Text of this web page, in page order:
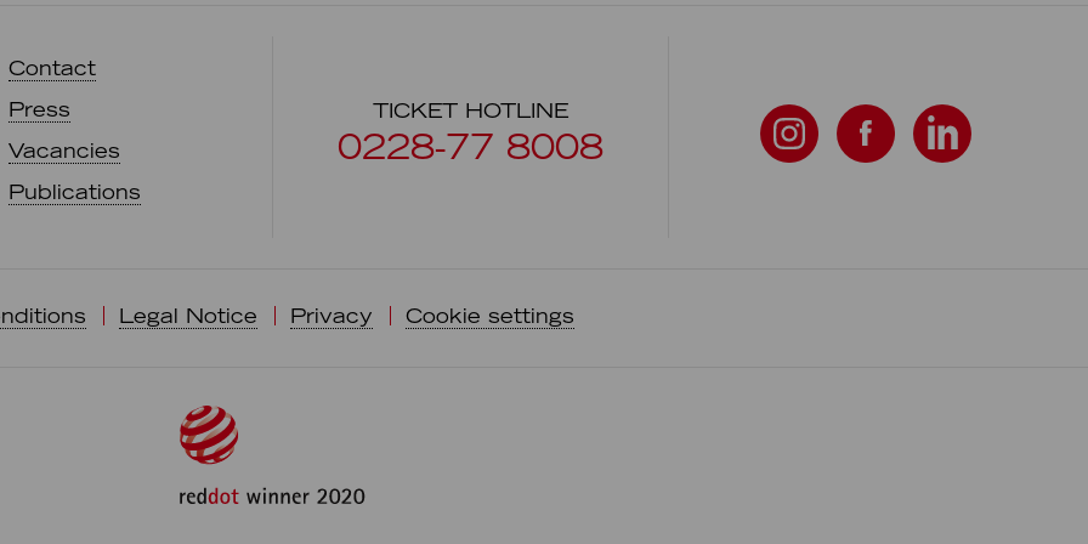
Contact
Press
Vacancies
Publications
TICKET HOTLINE
0228-77 8008
Legal Notice Privacy Cookie settings